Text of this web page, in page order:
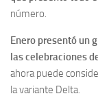
número.
Enero presentó un
las celebraciones
ahora puede
la variante Delta.